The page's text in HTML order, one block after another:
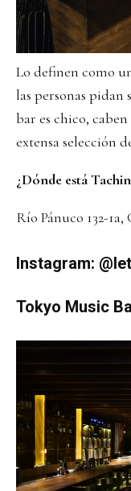
Lo definen como
las personas pidan
bar es chico,
extensa selección
¿Dónde está
Río Pánuco 132-
Instagram:
Tokyo Music